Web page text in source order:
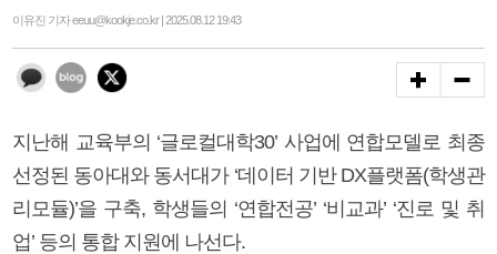
이유진 기자 eeuu@kookje.co.kr | 2025.08.12 19:43
지난해 교육부의 ‘글로컬대학30’ 사업에 연합모델로 최종
선정된 동아대와 동서대가 ‘데이터 기반 DX플랫폼(학생관
리모듈)’을 구축, 학생들의 ‘연합전공’ ‘비교과’ ‘진로 및 취
업’ 등의 통합 지원에 나선다.